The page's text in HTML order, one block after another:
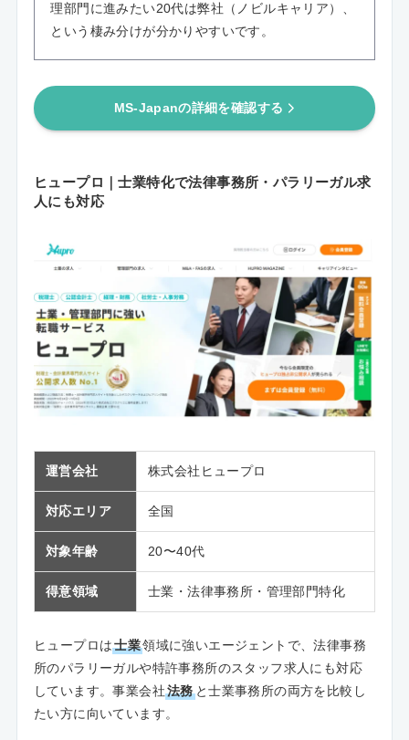
理部門に進みたい20代は弊社（ノビルキャリア）、
という棲み分けが分かりやすいです。
MS-Japanの詳細を確認する
ヒュープロ｜士業特化で法律事務所・パラリーガル求
人にも対応
運営会社 株式会社ヒュープロ
対応エリア 全国
対象年齢 20〜40代
得意領域 士業・法律事務所・管理部門特化
ヒュープロは士業領域に強いエージェントで、法律事務
所のパラリーガルや特許事務所のスタッフ求人にも対応
しています。事業会社法務と士業事務所の両方を比較し
たい方に向いています。